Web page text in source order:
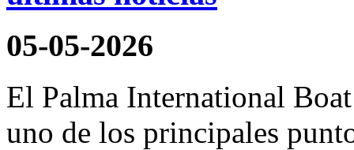
05-05-2026
El Palma International
uno de los principales